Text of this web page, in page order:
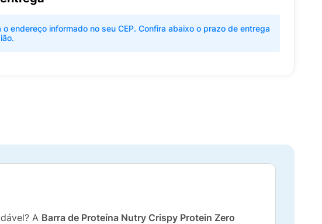
o endereço informado no seu CEP. Confira abaixo o prazo de entrega
A Barra de Proteína Nutry Crispy Protein Zero